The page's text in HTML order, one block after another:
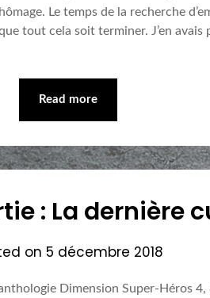
Le temps de la recherche
tout cela soit terminer. J’en avais
Read more
: La dernière
on5 décembre 2018
Dimension Super-Héros 4,